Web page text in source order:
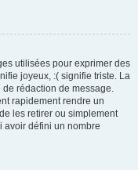
utilisées pour exprimer des
joyeux, :( signifie triste. La
rédaction de message.
rapidement rendre un
les retirer ou simplement
avoir défini un nombre